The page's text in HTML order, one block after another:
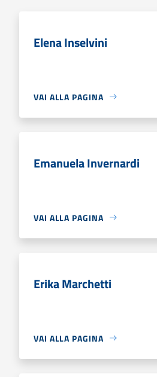
Elena Inselvini
VAI ALLA PAGINA
Emanuela Invernardi
VAI ALLA PAGINA
Erika Marchetti
VAI ALLA PAGINA